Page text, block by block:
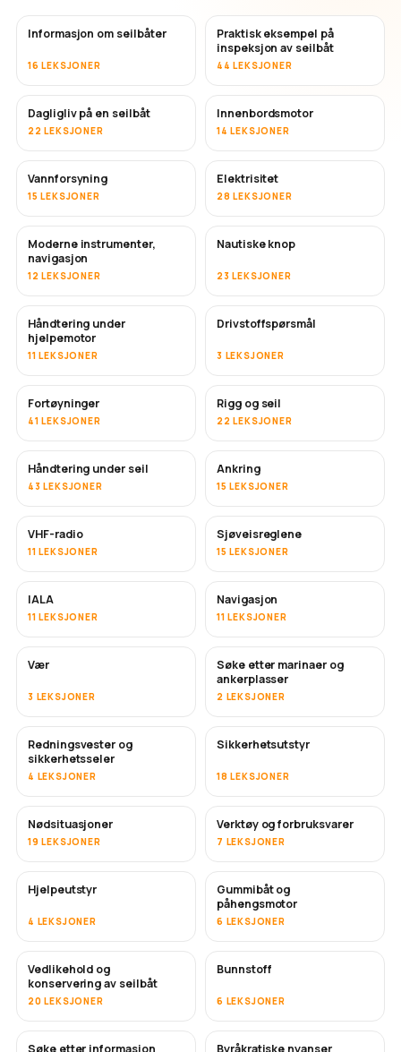
Informasjon om seilbåter
16 LEKSJONER
Praktisk eksempel på
inspeksjon av seilbåt
44 LEKSJONER
Dagligliv på en seilbåt
22 LEKSJONER
Innenbordsmotor
14 LEKSJONER
Vannforsyning
15 LEKSJONER
Elektrisitet
28 LEKSJONER
Moderne instrumenter,
navigasjon
12 LEKSJONER
Nautiske knop
23 LEKSJONER
Håndtering under
hjelpemotor
11 LEKSJONER
Drivstoffspørsmål
3 LEKSJONER
Fortøyninger
41 LEKSJONER
Rigg og seil
22 LEKSJONER
Håndtering under seil
43 LEKSJONER
Ankring
15 LEKSJONER
VHF-radio
11 LEKSJONER
Sjøveisreglene
15 LEKSJONER
IALA
11 LEKSJONER
Navigasjon
11 LEKSJONER
Vær
3 LEKSJONER
Søke etter marinaer og
ankerplasser
2 LEKSJONER
Redningsvester og
sikkerhetsseler
4 LEKSJONER
Sikkerhetsutstyr
18 LEKSJONER
Nødsituasjoner
19 LEKSJONER
Verktøy og forbruksvarer
7 LEKSJONER
Hjelpeutstyr
4 LEKSJONER
Gummibåt og
påhengsmotor
6 LEKSJONER
Vedlikehold og
konservering av seilbåt
20 LEKSJONER
SNART
Bunnstoff
6 LEKSJONER
Søke etter informasjon Byråkratiske nyanser